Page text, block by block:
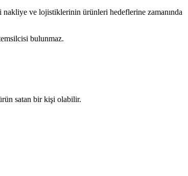
ve lojistiklerinin ürünleri hedeflerine zamanında
bulunmaz.
satan bir kişi olabilir.